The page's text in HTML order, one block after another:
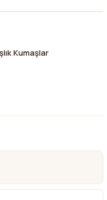
Kumaşlar